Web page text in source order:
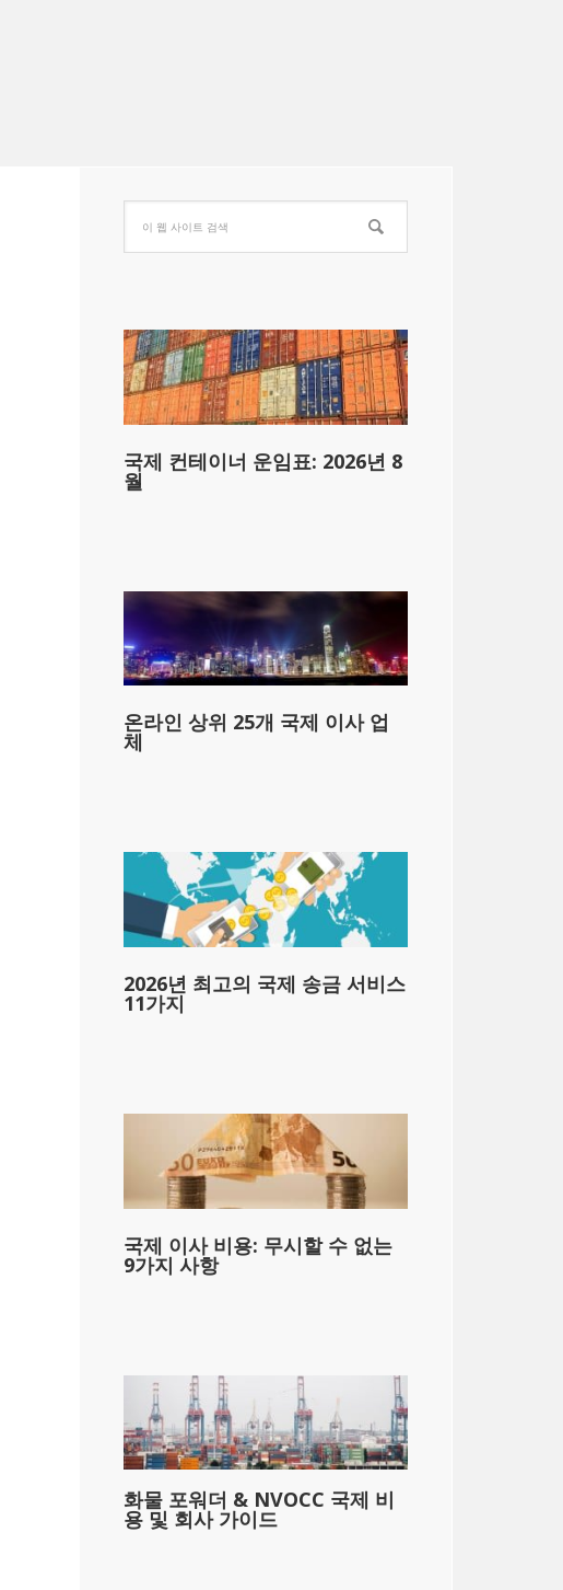
국제 컨테이너 운임표: 2026년 8
월
온라인 상위 25개 국제 이사 업
체
2026년 최고의 국제 송금 서비스
11가지
국제 이사 비용: 무시할 수 없는
9가지 사항
화물 포워더 & NVOCC 국제 비
용 및 회사 가이드